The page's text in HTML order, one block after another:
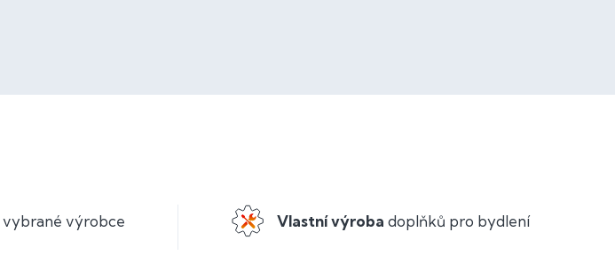
výrobce Vlastní výroba doplňků pro bydlení